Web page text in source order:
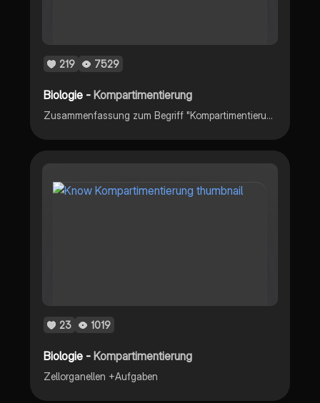
219 7529
Biologie -Kompartimentierung
Zusammenfassung zum Begriff "Kompartimentierung" und "Kompartimente" mit Beispiele.
23 1019
Biologie -Kompartimentierung
Zellorganellen +Aufgaben